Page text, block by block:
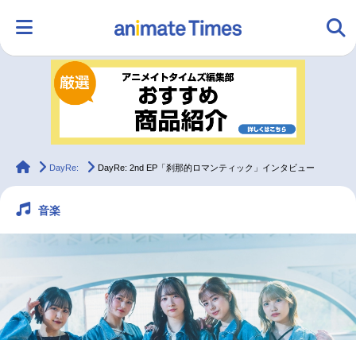
ランキング アニメ
ラジオ
配信・Vtuber トレンド 無料マンガ
最新記事一覧
animateTimes
DayRe: DayRe: 2nd EP「刹那的ロマンティック」インタビュー
音楽